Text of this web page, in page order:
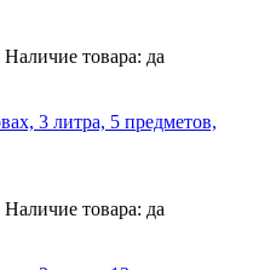
Наличие товара: да
Наличие товара: да